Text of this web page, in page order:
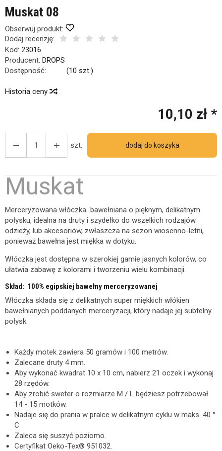
Muskat 08
Obserwuj produkt:
Dodaj recenzję:
Kod: 23016
Producent: DROPS
Dostępność:
(10 szt.)
Historia ceny
10,10 zł *
szt. dodaj do koszyka
Muskat
Merceryzowana włóczka bawełniana o pięknym, delikatnym
połysku, idealna na druty i szydełko do wszelkich rodzajów
odzieży, lub akcesoriów, zwłaszcza na sezon wiosenno-letni,
ponieważ bawełna jest miękka w dotyku.
Włóczka jest dostępna w szerokiej gamie jasnych kolorów, co
ułatwia zabawę z kolorami i tworzeniu wielu kombinacji.
Skład: 100% egipskiej bawełny merceryzowanej
Włóczka składa się z delikatnych super miękkich włókien
bawełnianych poddanych merceryzacji, który nadaje jej subtelny
połysk.
Każdy motek zawiera 50 gramów i 100 metrów.
Zalecane druty 4 mm.
Aby wykonać kwadrat 10 x 10 cm, nabierz 21 oczek i wykonaj
28 rzędów.
Aby zrobić sweter o rozmiarze M / L będziesz potrzebował
14 - 15 motków.
Nadaje się do prania w pralce w delikatnym cyklu w maks. 40 °
C
Zaleca się suszyć poziomo.
Certyfikat Oeko-Tex® 951032.